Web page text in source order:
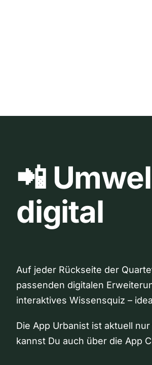
📲
digital
Auf jeder Rückseite der
passenden digitalen
interaktives Wissensquiz –
Die App Urbanist ist aktuell
kannst Du auch über die App